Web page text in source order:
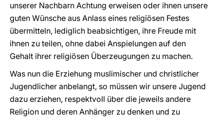
unserer Nachbarn Achtung erweisen oder ihnen unsere
guten Wünsche aus Anlass eines religiösen Festes
übermitteln, lediglich beabsichtigen, ihre Freude mit
ihnen zu teilen, ohne dabei Anspielungen auf den
Gehalt ihrer religiösen Überzeugungen zu machen.
Was nun die Erziehung muslimischer und christlicher
Jugendlicher anbelangt, so müssen wir unsere Jugend
dazu erziehen, respektvoll über die jeweils andere
Religion und deren Anhänger zu denken und zu